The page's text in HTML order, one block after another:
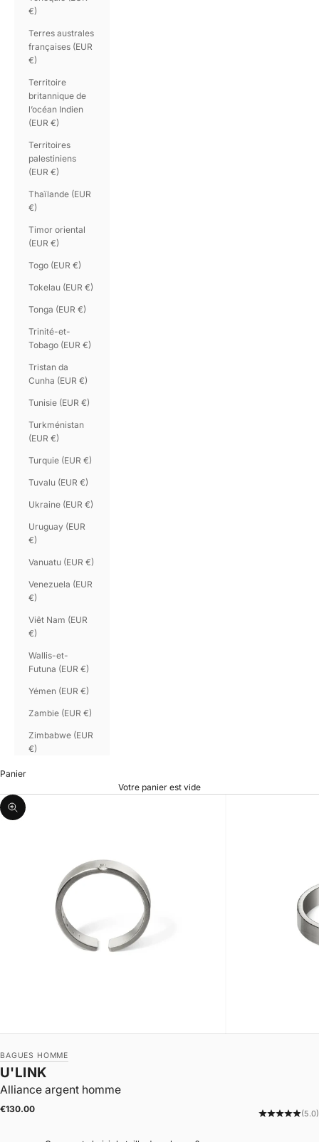
€)
Terres australes
françaises (EUR
€)
Territoire
britannique de
l’océan Indien
(EUR €)
Territoires
palestiniens
(EUR €)
Thaïlande (EUR
€)
Timor oriental
(EUR €)
Togo (EUR €)
Tokelau (EUR €)
Tonga (EUR €)
Trinité-et-
Tobago (EUR €)
Tristan da
Cunha (EUR €)
Tunisie (EUR €)
Turkménistan
(EUR €)
Turquie (EUR €)
Tuvalu (EUR €)
Ukraine (EUR €)
Uruguay (EUR
€)
Vanuatu (EUR €)
Venezuela (EUR
€)
Viêt Nam (EUR
€)
Wallis-et-
Futuna (EUR €)
Yémen (EUR €)
Zambie (EUR €)
Zimbabwe (EUR
€)
Panier
Votre panier est vide
Zoomer sur l'image
BAGUES HOMME
Alliance argent homme
U'LINK
Prix de vente
€130.00 (5.0)